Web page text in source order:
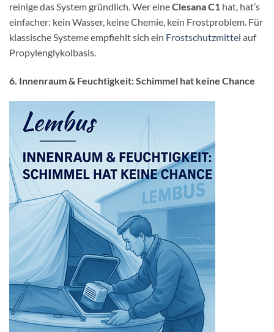
reinige das System gründlich. Wer eineClesana C1 hat, hat’s
einfacher: kein Wasser, keine Chemie, kein Frostproblem. Für
klassische Systeme empfiehlt sich ein Frostschutzmittel auf
Propylenglykolbasis.
6. Innenraum & Feuchtigkeit: Schimmel hat keine Chance